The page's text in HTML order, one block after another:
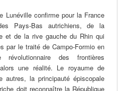
Lunéville confirme pour la France
Pays-Bas autrichiens, de la
et de la rive gauche du Rhin qui
par le traité de Campo-Formio en
des frontières
une réalité. Le royaume de
autres, la principauté épiscopale
doit reconnaître la République